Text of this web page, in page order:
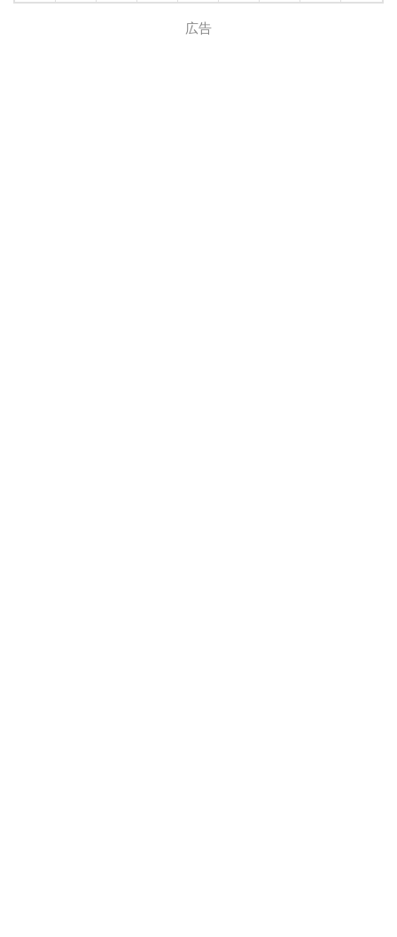
広告